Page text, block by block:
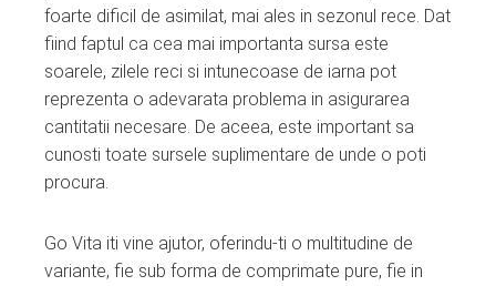
foarte dificil de asimilat, mai ales in sezonul rece. Dat
fiind faptul ca cea mai importanta sursa este
soarele, zilele reci si intunecoase de iarna pot
reprezenta o adevarata problema in asigurarea
cantitatii necesare. De aceea, este important sa
cunosti toate sursele suplimentare de unde o poti
procura.
Go Vita iti vine ajutor, oferindu-ti o multitudine de
variante, fie sub forma de comprimate pure, fie in